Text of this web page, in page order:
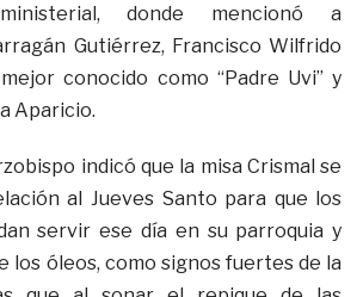
donde mencionó a
Gutiérrez, Francisco Wilfrido
conocido como “Padre Uvi” y
Aparicio.
indicó que la misa Crismal se
al Jueves Santo para que los
servir ese día en su parroquia y
los óleos, como signos fuertes de la